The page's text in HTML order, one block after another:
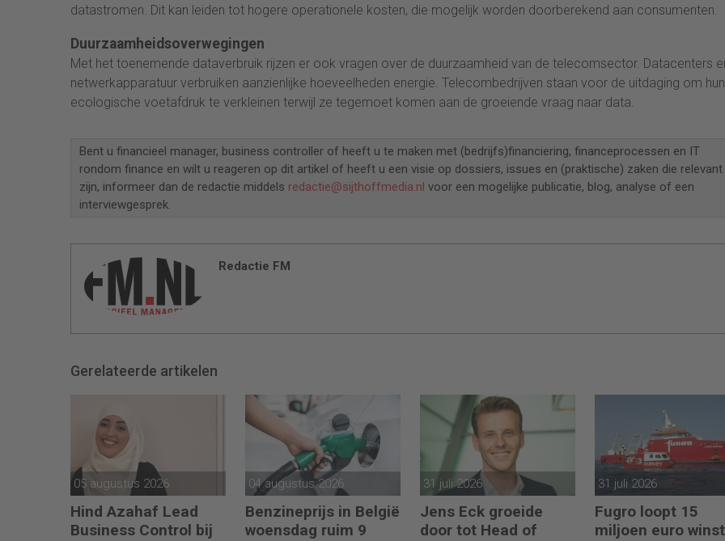
datastromen. Dit kan leiden tot hogere operationele kosten, die mogelijk worden doorberekend aan consumenten.
Duurzaamheidsoverwegingen
Met het toenemende dataverbruik rijzen er ook vragen over de duurzaamheid van de telecomsector. Datacenters
netwerkapparatuur verbruiken aanzienlijke hoeveelheden energie. Telecombedrijven staan voor de uitdaging om hun
ecologische voetafdruk te verkleinen terwijl ze tegemoet komen aan de groeiende vraag naar data.
Bent u financieel manager, business controller of heeft u te maken met (bedrijfs)financiering, financeprocessen en IT
rondom finance en wilt u reageren op dit artikel of heeft u een visie op dossiers, issues en (praktische) zaken die relevant
zijn, informeer dan de redactie middels redactie@sijthoffmedia.nl voor een mogelijke publicatie, blog, analyse of een
interviewgesprek.
Redactie FM
Gerelateerde artikelen
05 augustus 2026
Hind Azahaf Lead
Business Control bij
04 augustus 2026
Benzineprijs in België
woensdag ruim 9
31 juli 2026
Jens Eck groeide
door tot Head of
31 juli 2026
Fugro loopt 15
miljoen euro winst